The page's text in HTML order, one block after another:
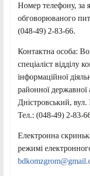
Номер телефону, за
обговорюваного
(048-49) 2-83-66.
Контактна особа:
спеціаліст відділу
інформаційної
районної державної
Дністровський,
Тел.: (048-49) 2-83-
Електронна
режимі